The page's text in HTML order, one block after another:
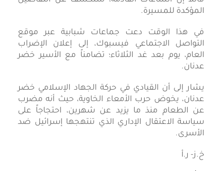
المؤكدة للمسيرة.
في هذا الوقت دعت جماعات شبابية عبر موقع
التواصل الاجتماعي فيسبوك، إلى إعلان الإضراب
العام، يوم بعد غد الثلاثاء؛ تضامناً مع الأسير خضر
عدنان.
يشار إلى أن القيادي في حركة الجهاد الإسلامي خضر
عدنان، يخوض حرب الأمعاء الخاوية، حيث أنه مضرب
عن الطعام منذ ما يزيد عن شهرين، احتجاجاً على
سياسة الاعتقال الإداري الذي تنتهجها إسرائيل ضد
الأسرى.
خ.ز- ر.أ